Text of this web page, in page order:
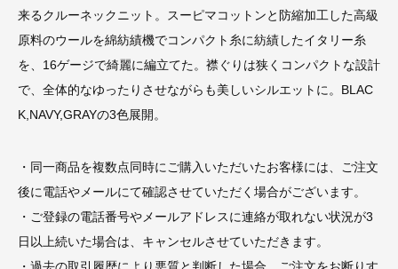
来るクルーネックニット。スーピマコットンと防縮加工した高級
原料のウールを綿紡績機でコンパクト糸に紡績したイタリー糸
を、16ゲージで綺麗に編立てた。襟ぐりは狭くコンパクトな設計
で、全体的なゆったりさせながらも美しいシルエットに。BLAC
K,NAVY,GRAYの3色展開。
・同一商品を複数点同時にご購入いただいたお客様には、ご注文
後に電話やメールにて確認させていただく場合がございます。
・ご登録の電話番号やメールアドレスに連絡が取れない状況が3
日以上続いた場合は、キャンセルさせていただきます。
・過去の取引履歴により悪質と判断した場合、ご注文をお断りす